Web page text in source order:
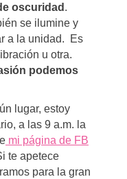
oscuridad .
se ilumine y
a la unidad. Es
u otra.
podemos
lugar, estoy
a las 9 a.m. la
mi página de FB
te apetece
para la gran